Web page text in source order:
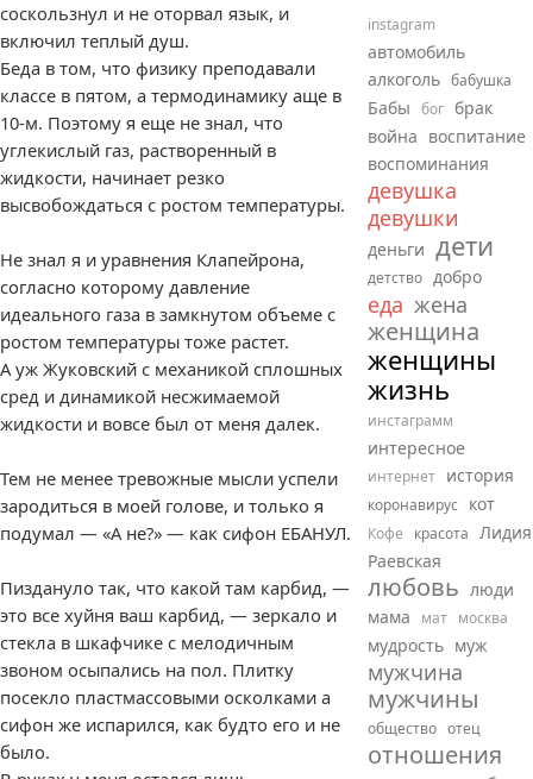
соскользнул и не оторвал язык, и
включил теплый душ.
Беда в том, что физику преподавали
классе в пятом, а термодинамику аще в
10-м. Поэтому я еще не знал, что
углекислый газ, растворенный в
жидкости, начинает резко
высвобождаться с ростом температуры.
Не знал я и уравнения Клапейрона,
согласно которому давление
идеального газа в замкнутом объеме с
ростом температуры тоже растет.
А уж Жуковский с механикой сплошных
сред и динамикой несжимаемой
жидкости и вовсе был от меня далек.
Тем не менее тревожные мысли успели
зародиться в моей голове, и только я
подумал — «А не?» — как сифон ЕБАНУЛ.
Пиздануло так, что какой там карбид, —
это все хуйня ваш карбид, — зеркало и
стекла в шкафчике с мелодичным
звоном осыпались на пол. Плитку
посекло пластмассовыми осколками а
сифон же испарился, как будто его и не
было.
instagram
автомобиль
алкоголь бабушка
Бабы бог брак
война воспитание
воспоминания
девушка
девушки
деньги дети
детство добро
еда жена
женщина
женщины
жизнь
инстаграмм
интересное
интернет история
коронавирус кот
Кофе красота Лидия
Раевская
любовь люди
мама
мат москва
мудрость муж
мужчина
мужчины
общество отец
отношения